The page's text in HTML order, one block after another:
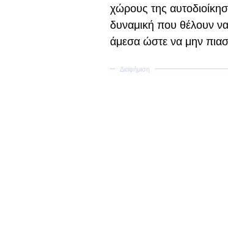
χώρους της
δυναμική που θέλουν
άμεσα ώστε να μην